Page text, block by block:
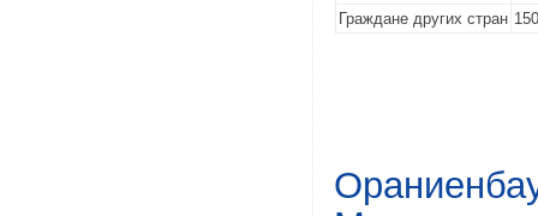
Граждане других стран